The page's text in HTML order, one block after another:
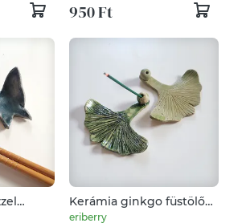
950 Ft
Kerámia ginkgo füstölő
tartó kézzel készített
eriberry